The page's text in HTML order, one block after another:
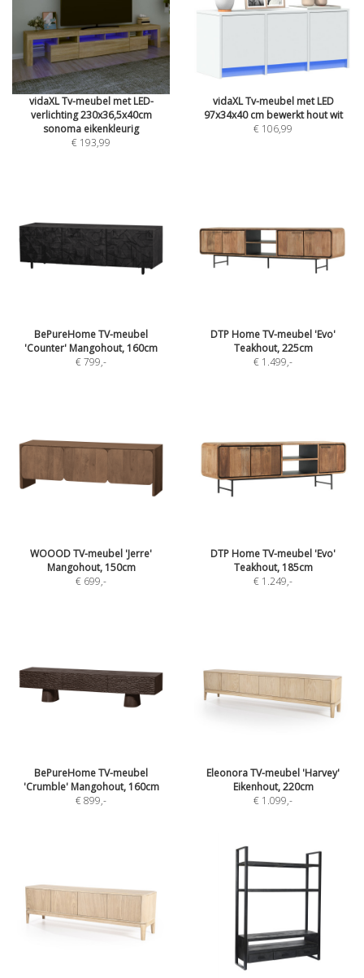
vidaXL Tv-meubel met LED-
verlichting 230x36,5x40cm
sonoma eikenkleurig
€ 193,99
vidaXL Tv-meubel met LED
97x34x40 cm bewerkt hout wit
€ 106,99
BePureHome TV-meubel
'Counter' Mangohout, 160cm
€ 799,-
DTP Home TV-meubel 'Evo'
Teakhout, 225cm
€ 1.499,-
WOOOD TV-meubel 'Jerre'
Mangohout, 150cm
€ 699,-
DTP Home TV-meubel 'Evo'
Teakhout, 185cm
€ 1.249,-
BePureHome TV-meubel
'Crumble' Mangohout, 160cm
€ 899,-
Eleonora TV-meubel 'Harvey'
Eikenhout, 220cm
€ 1.099,-